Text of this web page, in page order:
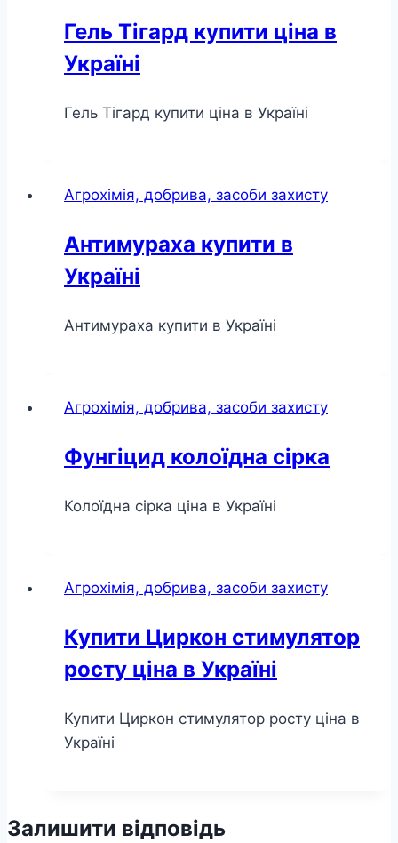
Гель Тігард купити ціна в
Україні
Гель Тігард купити ціна в Україні
Агрохімія, добрива, засоби захисту
Антимураха купити в
Україні
Антимураха купити в Україні
Агрохімія, добрива, засоби захисту
Фунгіцид колоїдна сірка
Колоїдна сірка ціна в Україні
Агрохімія, добрива, засоби захисту
Купити Циркон стимулятор
росту ціна в Україні
Купити Циркон стимулятор росту ціна в
Україні
Залишити відповідь